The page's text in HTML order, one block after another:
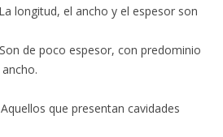
La longitud, el ancho y el espesor son
Son de poco espesor, con predominio
Aquellos que presentan cavidades